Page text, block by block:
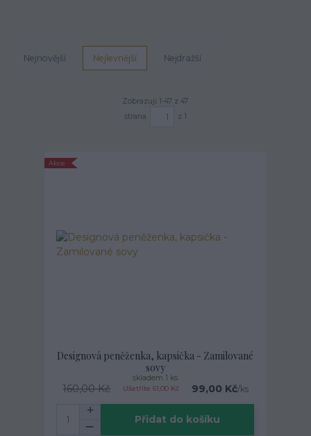
Nejnovější Nejlevnější Nejdražší
Zobrazuji 1-47 z 47
strana
z 1
Akce
Designová peněženka, kapsička - Zamilované
sovy
160,00 Kč Ušetříte 61,00 Kč 99,00 Kč/ks
skladem 1 ks
Přidat do košíku